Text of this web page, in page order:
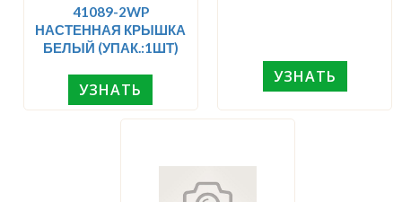
41089-2WP
НАСТЕННАЯ КРЫШКА
БЕЛЫЙ (УПАК.:1ШТ)
УЗНАТЬ
УЗНАТЬ